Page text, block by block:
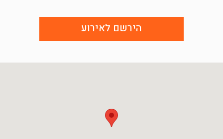
הירשם לאירוע